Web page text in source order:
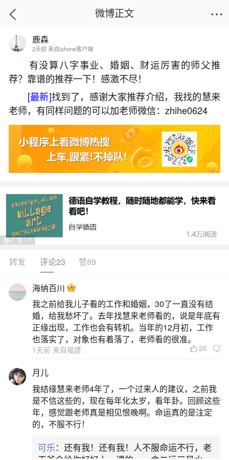
首页
梦见岸边钓鱼啥意思？
2026-07-04 17:41:18 6 8 赞
生活中像梦见岸边钓鱼啥意思？都是很常见的
问题，但是小问题不注意可能会引起大麻烦，下面
就这个问题给大家做一些解读：
一、梦见在湖边钓鱼的预兆
3、梦见在湖边钓鱼是什么意思梦见钓鱼，通常
表示你能抵制诱惑。如果梦见在河边钓鱼，还有可
能提示你的人际关系可能会遇到波折。做生意的人
梦见在湖边钓鱼，代表宜守不可大投资，可得财
利，南方为佳。本命年的人梦见在湖边钓鱼，意味
着喜气洋洋诸事如意顺利。梦见钓鱼，说明你生活
不错，因为钓鱼的一个等待的过程，所以梦中钓
微博正文
鹿森
2天前 来自iphone客户端
有没算八字事业、婚姻、财运厉害的师父推
荐？靠谱的推荐一下！感激不尽！
[最新]找到了，感谢大家推荐介绍，我找的慧来
老师，有同样问题的可以加老师微信：zhihe0624
转发 评论23 赞89
海纳百川
我之前给我儿子看的工作和婚姻，30了一直没有结
婚，给我愁坏了。去年找慧来老师看的，说是年底有
正缘出现，工作也会有转机。当年的12月初，工作
也落实了，对象也有着落了，老师看的很准。
1天前 来自福建 26
月儿
我结缘慧来老师4年了，一个过来人的建议，之前我
是不信这些的，现在每年化太岁，看年卦。回顾这些
年，感觉跟老师真是相见恨晚啊。命运真的是注定
的，不服不行！
可乐：还有我！还有我！人不服命运不行，老